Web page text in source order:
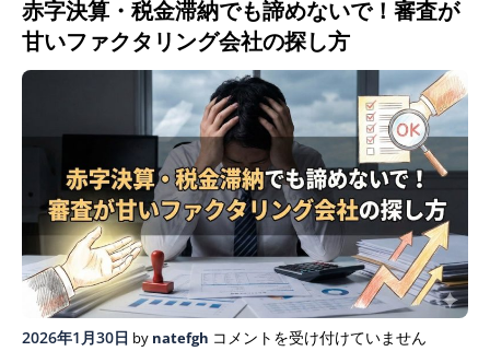
赤字決算・税金滞納でも諦めないで！審査が
甘いファクタリング会社の探し方
2026年1月30日 by natefgh 赤
コメントを受け付けていません